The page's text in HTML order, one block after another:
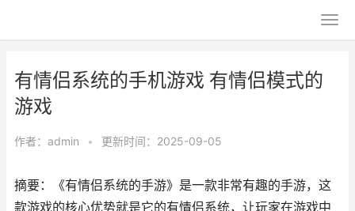
有情侣系统的手机游戏 有情侣模式的
游戏
作者： admin • 更新时间：2025-09-05
摘要：《有情侣系统的手游》是一款非常有趣的手游，这
款游戏的核心优势就是它的有情侣系统，让玩家在游戏中